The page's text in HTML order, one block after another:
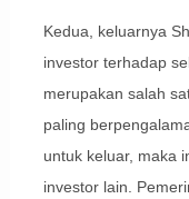
Kedua, keluarnya
investor terhadap
merupakan salah
paling
untuk keluar, maka
investor lain.